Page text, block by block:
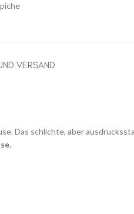
VERSAND
Das schlichte, aber
.